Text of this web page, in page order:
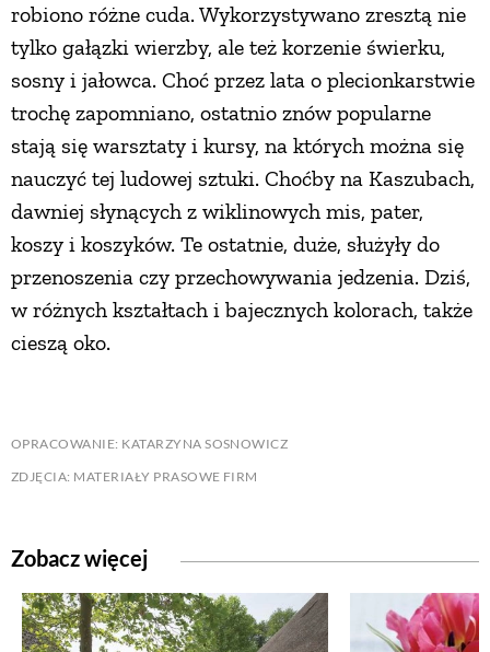
robiono różne cuda. Wykorzystywano zresztą nie
tylko gałązki wierzby, ale też korzenie świerku,
sosny i jałowca. Choć przez lata o plecionkarstwie
trochę zapomniano, ostatnio znów popularne
stają się warsztaty i kursy, na których można się
nauczyć tej ludowej sztuki. Choćby na Kaszubach,
dawniej słynących z wiklinowych mis, pater,
koszy i koszyków. Te ostatnie, duże, służyły do
przenoszenia czy przechowywania jedzenia. Dziś,
w różnych kształtach i bajecznych kolorach, także
cieszą oko.
OPRACOWANIE: KATARZYNA SOSNOWICZ
ZDJĘCIA: MATERIAŁY PRASOWE FIRM
Zobacz więcej
GRZYBY
KRAJOBRAZ
RĘKODZIEŁO
RZEMIOSŁO
ZWYCZAJE
PRZEPISY